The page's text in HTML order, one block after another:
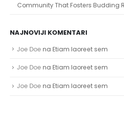
Community That Fosters Budding
NAJNOVIJI KOMENTARI
Joe Doe na Etiam laoreet sem
Joe Doe na Etiam laoreet sem
Joe Doe na Etiam laoreet sem